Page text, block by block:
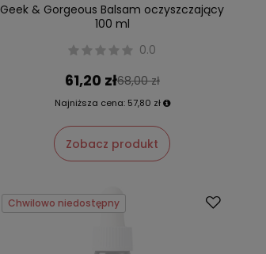
Geek & Gorgeous Balsam oczyszczający
100 ml
0.0
61,20 zł68,00 zł
Najniższa cena: 57,80 zł
Zobacz produkt
Chwilowo niedostępny